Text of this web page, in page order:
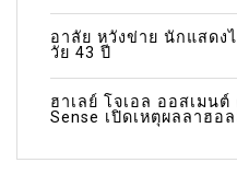
อาลัย หวังข่าย นักแสดง
วัย 43 ปี
ฮาเลย์ โจเอล ออสเมนต์
Sense เปิดเหตุผลลาฮอ